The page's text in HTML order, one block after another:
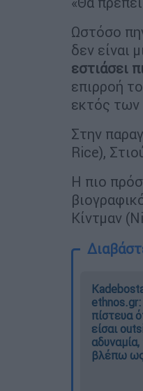
Ωστόσο
δεν είναι
εστιάσει
επιρροή
εκτός
Στην
Rice),
Η πιο
Κίντμαν
πίστευα
είσαι
βλέπω